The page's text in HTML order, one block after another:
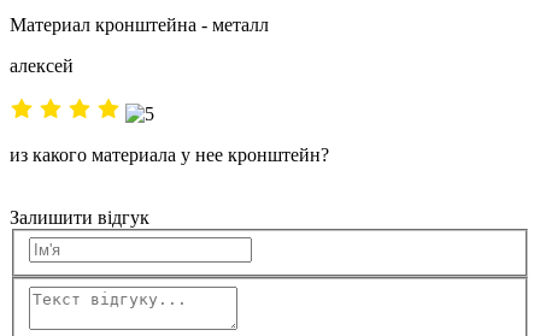
Материал кронштейна - металл
алексей
из какого материала у нее кронштейн?
Залишити відгук